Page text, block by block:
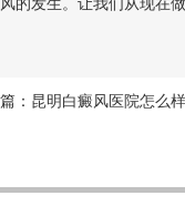
： 昆明白癜风医院怎么